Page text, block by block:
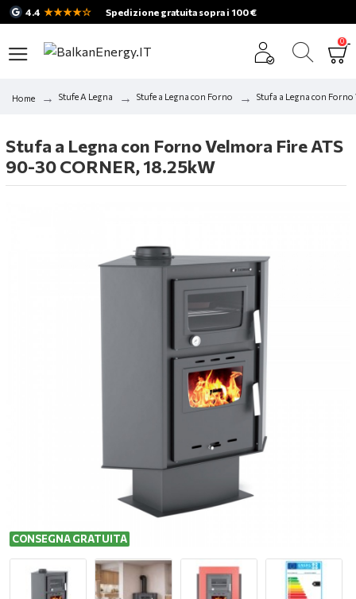
4.4 ★★★★☆ Spedizione gratuita sopra i 100 €
0
Home Stufe A Legna Stufe a Legna con Forno Stufa a Legna con
Stufa a Legna con Forno Velmora Fire ATS
90-30 CORNER, 18.25kW
CONSEGNA GRATUITA